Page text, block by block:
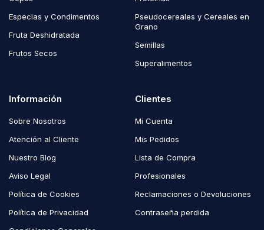
Especias y Condimentos
Fruta Deshidratada
Frutos Secos
Pseudocereales y Cereales en
Grano
Semillas
Superalimentos
Información
Sobre Nosotros
Atención al Cliente
Nuestro Blog
Aviso Legal
Política de Cookies
Política de Privacidad
Clientes
Mi Cuenta
Mis Pedidos
Lista de Compra
Profesionales
Reclamaciones o Devoluciones
Contraseña perdida